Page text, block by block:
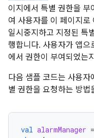
이지에서 특별 권한을
여 사용자를 이 페이지
일시중지하고 지정된 특
행합니다. 사용자가 앱으
에서 권한이 부여되었는
다음 샘플 코드는 사용자
별 권한을 요청하는 방법
val alarmManager =